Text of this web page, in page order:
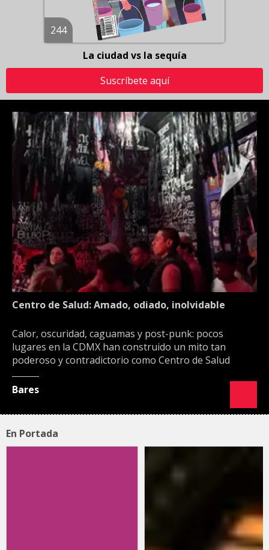
244
La ciudad vs la sequía
Suscríbete aquí
Centro de Salud: Amado, odiado, inolvidable
Calor, oscuridad, caguamas y post-punk: pocos
lugares en la CDMX han construido un mito tan
poderoso y contradictorio como Centro de Salud
Bares
En Portada